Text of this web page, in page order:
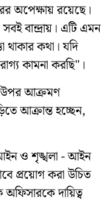
অপেক্ষায় রয়েছে।
বান্দ্রায়। এটি এমন
থাকার কথা। যদি
কামনা করছি"।
উপর আক্রমণ
আক্রান্ত হচ্ছেন,
ও শৃঙ্খলা - আইন
প্রয়োগ করা উচিত
দায়িত্ব